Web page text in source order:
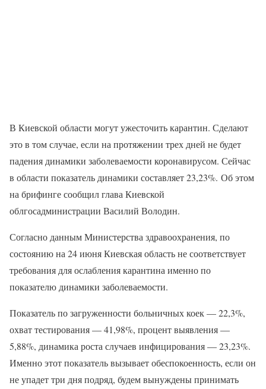
В Киевской области могут ужесточить карантин. Сделают
это в том случае, если на протяжении трех дней не будет
падения динамики заболеваемости коронавирусом. Сейчас
в области показатель динамики составляет 23,23%. Об этом
на брифинге сообщил глава Киевской
облгосадминистрации Василий Володин.
Согласно данным Министерства здравоохранения, по
состоянию на 24 июня Киевская область не соответствует
требования для ослабления карантина именно по
показателю динамики заболеваемости.
Показатель по загруженности больничных коек — 22,3%,
охват тестирования — 41,98%, процент выявления —
5,88%, динамика роста случаев инфицирования — 23,23%.
Именно этот показатель вызывает обеспокоенность, если он
не упадет три дня подряд, будем вынуждены принимать